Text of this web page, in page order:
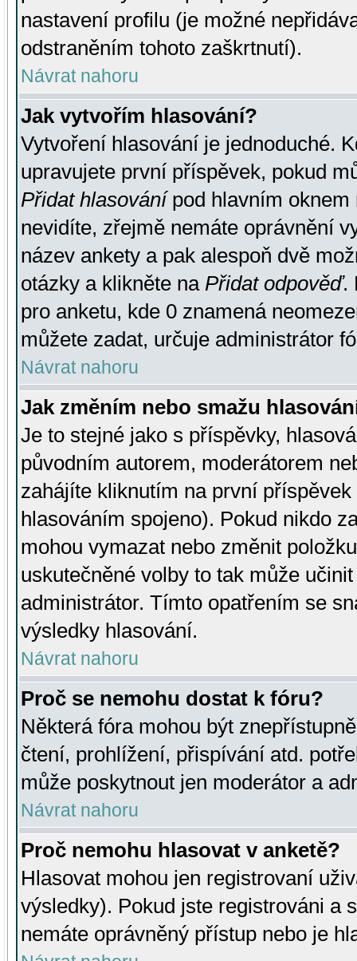
nastavení profilu (je možné
odstraněním tohoto zaškrtnutí).
Návrat nahoru
Jak vytvořím hlasování?
Vytvoření hlasování je jednoduché.
upravujete první příspěvek, pokud
Přidat hlasovánípod hlavním oknem
nevidíte, zřejmě nemáte oprávnění
název ankety a pak alespoň dvě
otázky a klikněte na Přidat odpověď.
pro anketu, kde 0 znamená
můžete zadat, určuje administrátor
Návrat nahoru
Jak změním nebo smažu
Je to stejné jako s příspěvky,
původním autorem, moderátorem
zahájíte kliknutím na první
hlasováním spojeno). Pokud nikdo
mohou vymazat nebo změnit
uskutečněné volby to tak může
administrátor. Tímto opatřením se
výsledky hlasování.
Návrat nahoru
Proč se nemohu dostat k fóru?
Některá fóra mohou být
čtení, prohlížení, přispívání atd.
může poskytnout jen moderátor a
Návrat nahoru
Proč nemohu hlasovat v anketě?
Hlasovat mohou jen registrovaní
výsledky). Pokud jste registrováni a
nemáte oprávněný přístup nebo je